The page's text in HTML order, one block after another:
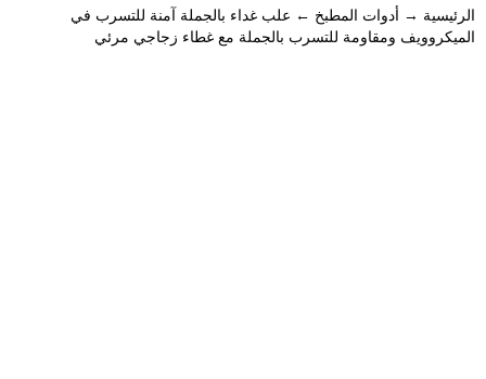
الرئيسية → أدوات المطبخ ← علب غداء بالجملة آمنة للتسرب في
الميكروويف ومقاومة للتسرب بالجملة مع غطاء زجاجي مرئي